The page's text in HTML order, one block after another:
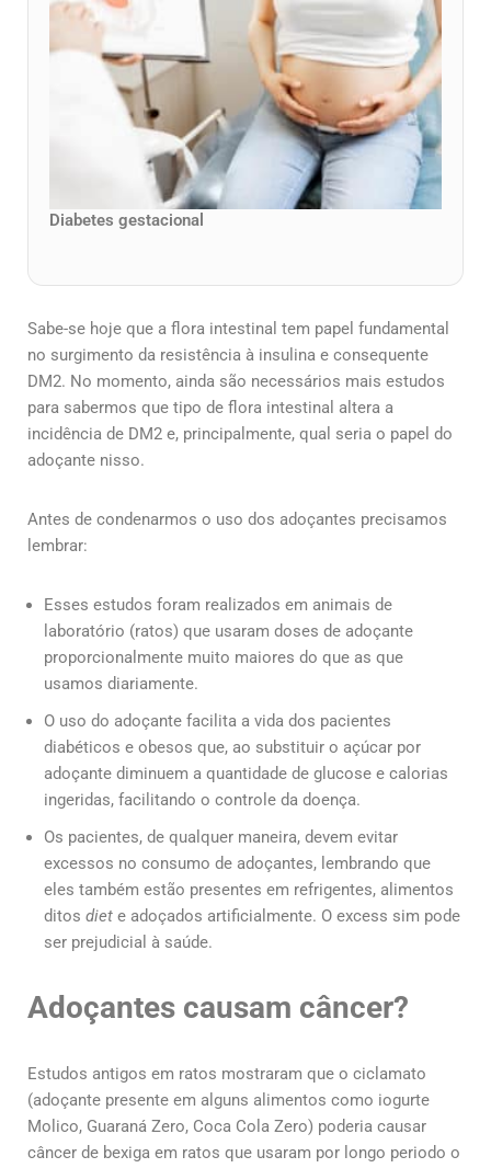
Diabetes gestacional
Sabe-se hoje que a flora intestinal tem papel fundamental
no surgimento da resistência à insulina e consequente
DM2. No momento, ainda são necessários mais estudos
para sabermos que tipo de flora intestinal altera a
incidência de DM2 e, principalmente, qual seria o papel do
adoçante nisso.
Antes de condenarmos o uso dos adoçantes precisamos
lembrar:
Esses estudos foram realizados em animais de
laboratório (ratos) que usaram doses de adoçante
proporcionalmente muito maiores do que as que
usamos diariamente.
O uso do adoçante facilita a vida dos pacientes
diabéticos e obesos que, ao substituir o açúcar por
adoçante diminuem a quantidade de glucose e calorias
ingeridas, facilitando o controle da doença.
Os pacientes, de qualquer maneira, devem evitar
excessos no consumo de adoçantes, lembrando que
eles também estão presentes em refrigentes, alimentos
ditos diet e adoçados artificialmente. O excess sim pode
ser prejudicial à saúde.
Adoçantes causam câncer?
Estudos antigos em ratos mostraram que o ciclamato
(adoçante presente em alguns alimentos como iogurte
Molico, Guaraná Zero, Coca Cola Zero) poderia causar
câncer de bexiga em ratos que usaram por longo periodo o